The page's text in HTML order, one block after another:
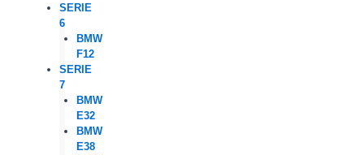
SERIE
6
BMW
F12
SERIE
7
BMW
E32
BMW
E38